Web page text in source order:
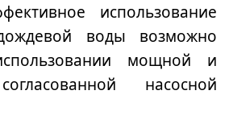
использование
воды возможно
мощной и
насосной